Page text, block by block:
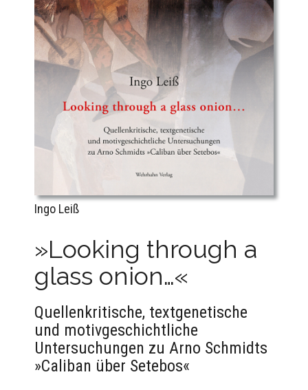
Ingo Leiß
»Looking through a
glass onion…«
Quellenkritische, textgenetische
und motivgeschichtliche
Untersuchungen zu Arno Schmidts
»Caliban über Setebos«